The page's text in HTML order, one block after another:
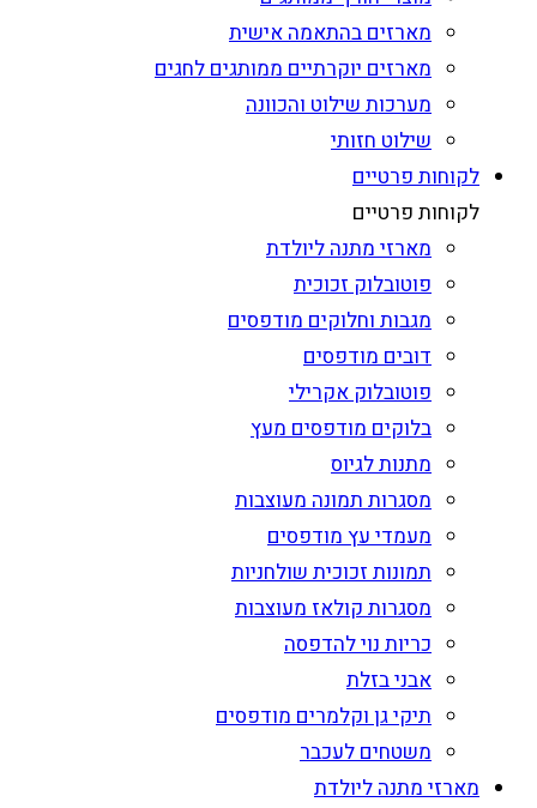
מארזים בהתאמה אישית
מארזים יוקרתיים ממותגים לחגים
מערכות שילוט והכוונה
שילוט חזותי
לקוחות פרטיים
לקוחות פרטיים
מארזי מתנה ליולדת
פוטובלוק זכוכית
מגבות וחלוקים מודפסים
דובים מודפסים
פוטובלוק אקרילי
בלוקים מודפסים מעץ
מתנות לגיוס
מסגרות תמונה מעוצבות
מעמדי עץ מודפסים
תמונות זכוכית שולחניות
מסגרות קולאז מעוצבות
כריות נוי להדפסה
אבני בזלת
תיקי גן וקלמרים מודפסים
משטחים לעכבר
מארזי מתנה ליולדת